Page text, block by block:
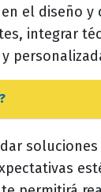
el diseño y
integrar
?
soluciones